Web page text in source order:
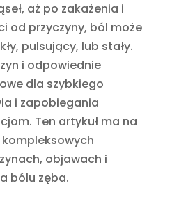
aż po zakażenia i
od przyczyny, ból może
pulsujący, lub stały.
i odpowiednie
dla szybkiego
i zapobiegania
Ten artykuł ma na
objawach i
bólu zęba.